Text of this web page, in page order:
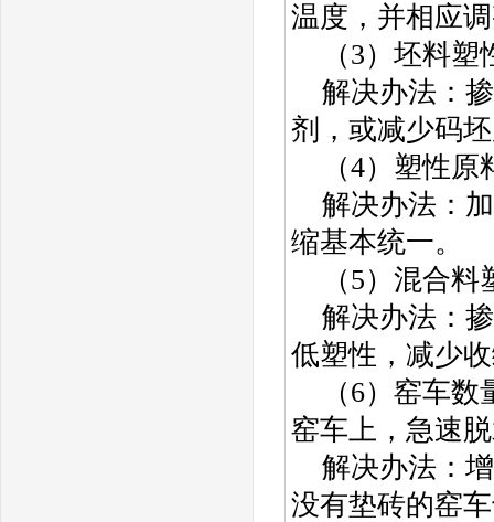
温度，并相应
（3）坯料
解决办法：
剂，或减少码
（4）塑性
解决办法：
缩基本统一。
（5）混合
解决办法：
低塑性，减少
（6）窑车
窑车上，急速
解决办法：
没有垫砖的窑